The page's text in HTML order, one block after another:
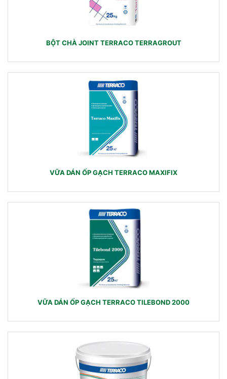
BỘT CHÀ JOINT TERRACO TERRAGROUT
VỮA DÁN ỐP GẠCH TERRACO MAXIFIX
VỮA DÁN ỐP GẠCH TERRACO TILEBOND 2000